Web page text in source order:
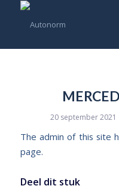
20 september 2021
The admin of this site
page.
Deel dit stuk